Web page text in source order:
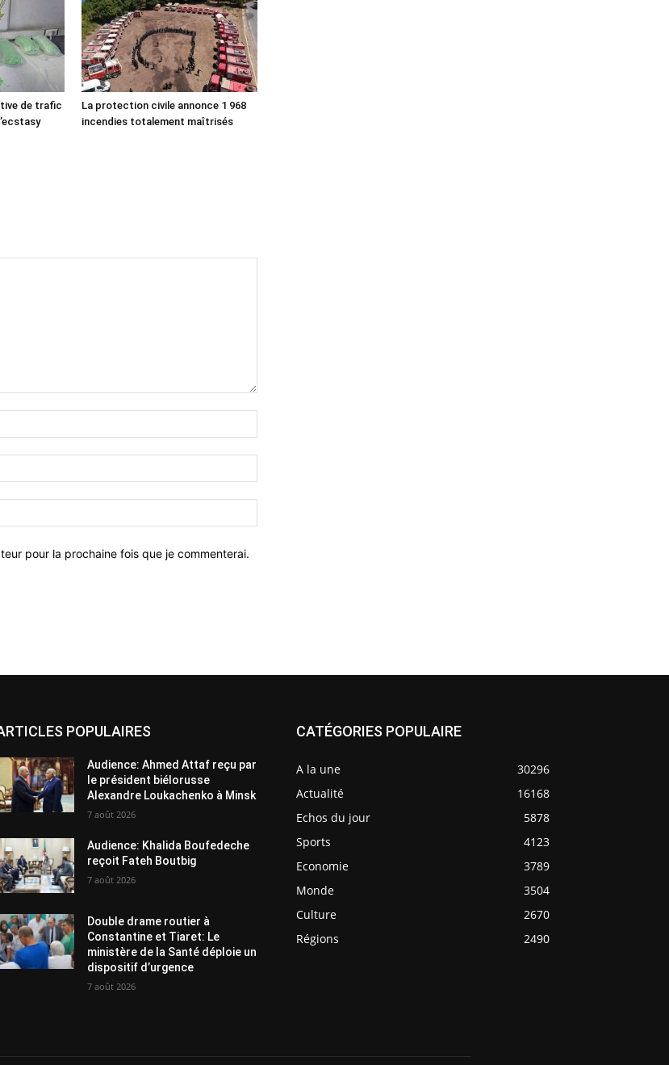
de trafic
La protection civile annonce 1 968
incendies totalement maîtrisés
pour la prochaine fois que je commenterai.
POPULAIRES
Audience: Ahmed Attaf reçu par
le président biélorusse
Alexandre Loukachenko à Minsk
7 août 2026
Audience: Khalida Boufedeche
reçoit Fateh Boutbig
7 août 2026
Double drame routier à
Constantine et Tiaret: Le
ministère de la Santé déploie un
dispositif d’urgence
7 août 2026
CATÉGORIES POPULAIRE
A la une
30296
Actualité
16168
Echos du jour
5878
Sports
4123
Economie
3789
Monde
3504
Culture
2670
Régions
2490